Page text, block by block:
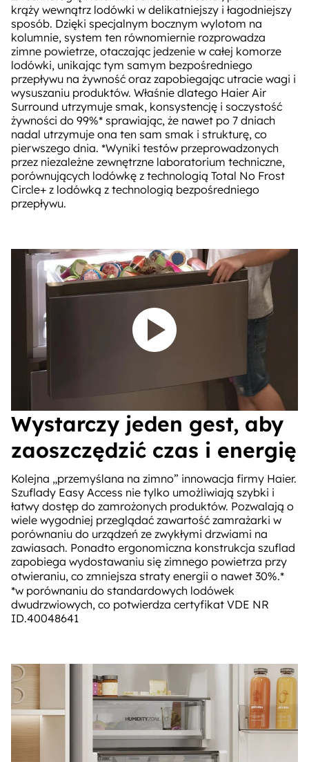
krąży wewnątrz lodówki w delikatniejszy i łagodniejszy
sposób. Dzięki specjalnym bocznym wylotom na
kolumnie, system ten równomiernie rozprowadza
zimne powietrze, otaczając jedzenie w całej komorze
lodówki, unikając tym samym bezpośredniego
przepływu na żywność oraz zapobiegając utracie wagi i
wysuszaniu produktów. Właśnie dlatego Haier Air
Surround utrzymuje smak, konsystencję i soczystość
żywności do 99%* sprawiając, że nawet po 7 dniach
nadal utrzymuje ona ten sam smak i strukturę, co
pierwszego dnia. *Wyniki testów przeprowadzonych
przez niezależne zewnętrzne laboratorium techniczne,
porównujących lodówkę z technologią Total No Frost
Circle+ z lodówką z technologią bezpośredniego
przepływu.
Odtwórz wideo
Wystarczy jeden gest, aby
zaoszczędzić czas i energię
Kolejna „przemyślana na zimno” innowacja firmy Haier.
Szuflady Easy Access nie tylko umożliwiają szybki i
łatwy dostęp do zamrożonych produktów. Pozwalają o
wiele wygodniej przeglądać zawartość zamrażarki w
porównaniu do urządzeń ze zwykłymi drzwiami na
zawiasach. Ponadto ergonomiczna konstrukcja szuflad
zapobiega wydostawaniu się zimnego powietrza przy
otwieraniu, co zmniejsza straty energii o nawet 30%.*
*w porównaniu do standardowych lodówek
dwudrzwiowych, co potwierdza certyfikat VDE NR
ID.40048641